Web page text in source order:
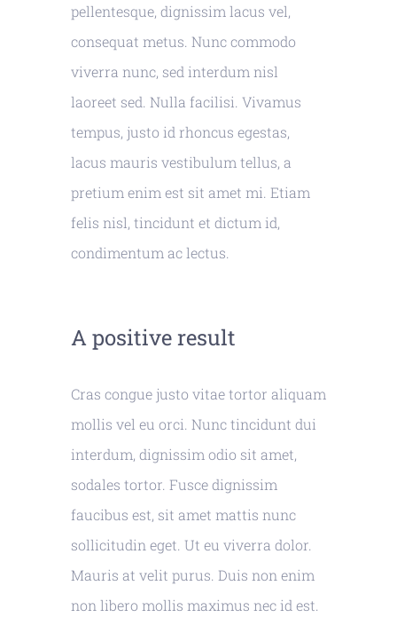
pellentesque, dignissim lacus vel,
consequat metus. Nunc commodo
viverra nunc, sed interdum nisl
laoreet sed. Nulla facilisi. Vivamus
tempus, justo id rhoncus egestas,
lacus mauris vestibulum tellus, a
pretium enim est sit amet mi. Etiam
felis nisl, tincidunt et dictum id,
condimentum ac lectus.
A positive result
Cras congue justo vitae tortor aliquam
mollis vel eu orci. Nunc tincidunt dui
interdum, dignissim odio sit amet,
sodales tortor. Fusce dignissim
faucibus est, sit amet mattis nunc
sollicitudin eget. Ut eu viverra dolor.
Mauris at velit purus. Duis non enim
non libero mollis maximus nec id est.